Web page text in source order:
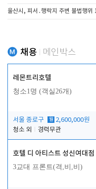
울산시, 피서․행락지 주변 불법행위
채용 메인박스
레몬트리호텔
청소1명 (객실26개)
서울 종로구 월 2,600,000원
청소 외
경력무관
호텔 디 아티스트 성신여대점
3교대 프론트(격,비,비)